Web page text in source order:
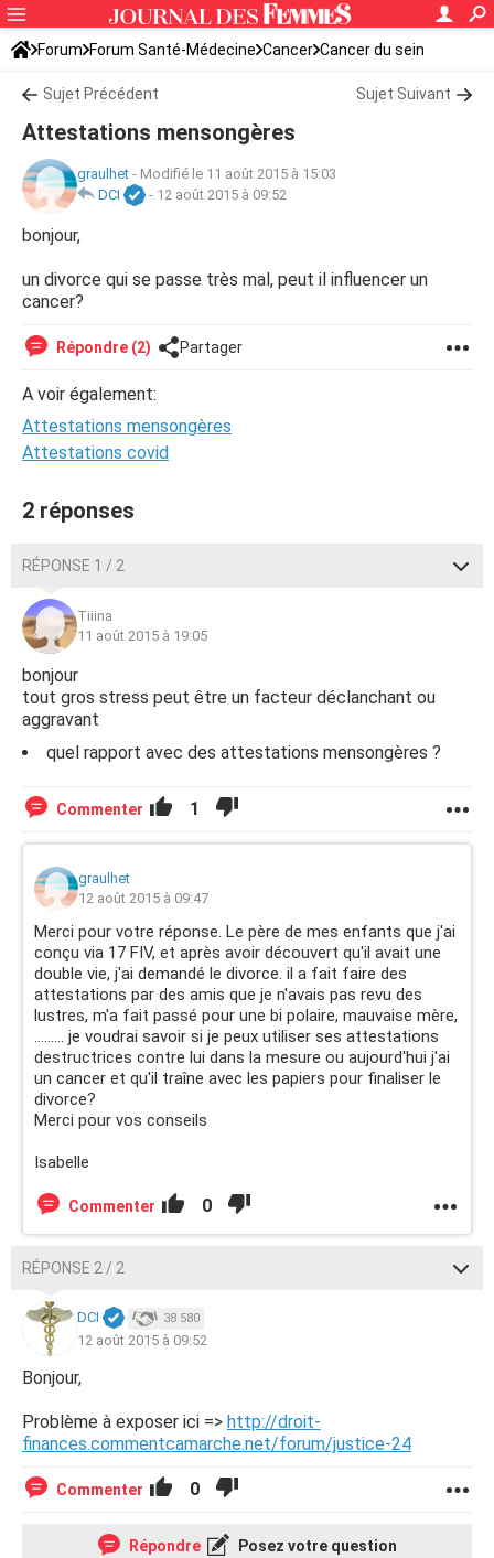
Forum Forum Santé-Médecine Cancer Cancer du sein
Sujet Précédent Sujet Suivant
Attestations mensongères
graulhet - Modifié le 11 août 2015 à 15:03
DCI
- 12 août 2015 à 09:52
bonjour,
un divorce qui se passe très mal, peut il influencer un
cancer?
Répondre (2) Partager
A voir également:
Attestations mensongères
Attestations covid
2 réponses
RÉPONSE 1 / 2
Tiiina
11 août 2015 à 19:05
bonjour
tout gros stress peut être un facteur déclanchant ou
aggravant
quel rapport avec des attestations mensongères ?
Commenter 1
graulhet
12 août 2015 à 09:47
Merci pour votre réponse. Le père de mes enfants que j'ai
conçu via 17 FIV, et après avoir découvert qu'il avait une
double vie, j'ai demandé le divorce. il a fait faire des
attestations par des amis que je n'avais pas revu des
lustres, m'a fait passé pour une bi polaire, mauvaise mère,
......... je voudrai savoir si je peux utiliser ses attestations
destructrices contre lui dans la mesure ou aujourd'hui j'ai
un cancer et qu'il traîne avec les papiers pour finaliser le
divorce?
Merci pour vos conseils
Isabelle
Commenter 0
RÉPONSE 2 / 2
DCI 38 580
12 août 2015 à 09:52
Bonjour,
Problème à exposer ici => http://droit-
finances.commentcamarche.net/forum/justice-24
Commenter 0
Répondre Posez votre question